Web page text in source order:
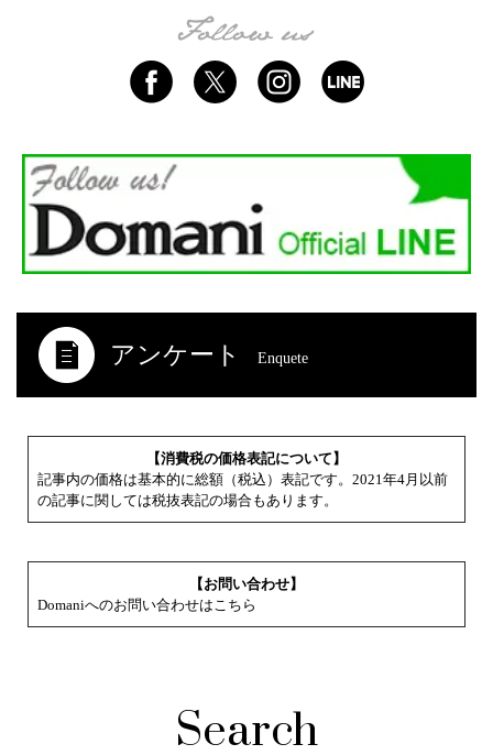
アンケート Enquete
【消費税の価格表記について】
記事内の価格は基本的に総額（税込）表記です。2021年4月以前
の記事に関しては税抜表記の場合もあります。
【お問い合わせ】
Domaniへのお問い合わせはこちら
Search